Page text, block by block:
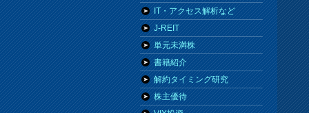
IT・アクセス解析など
J-REIT
単元未満株
書籍紹介
解約タイミング研究
株主優待